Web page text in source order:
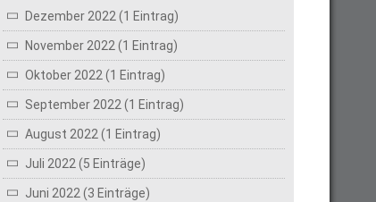
Dezember 2022 (1 Eintrag)
November 2022 (1 Eintrag)
Oktober 2022 (1 Eintrag)
September 2022 (1 Eintrag)
August 2022 (1 Eintrag)
Juli 2022 (5 Einträge)
Juni 2022 (3 Einträge)